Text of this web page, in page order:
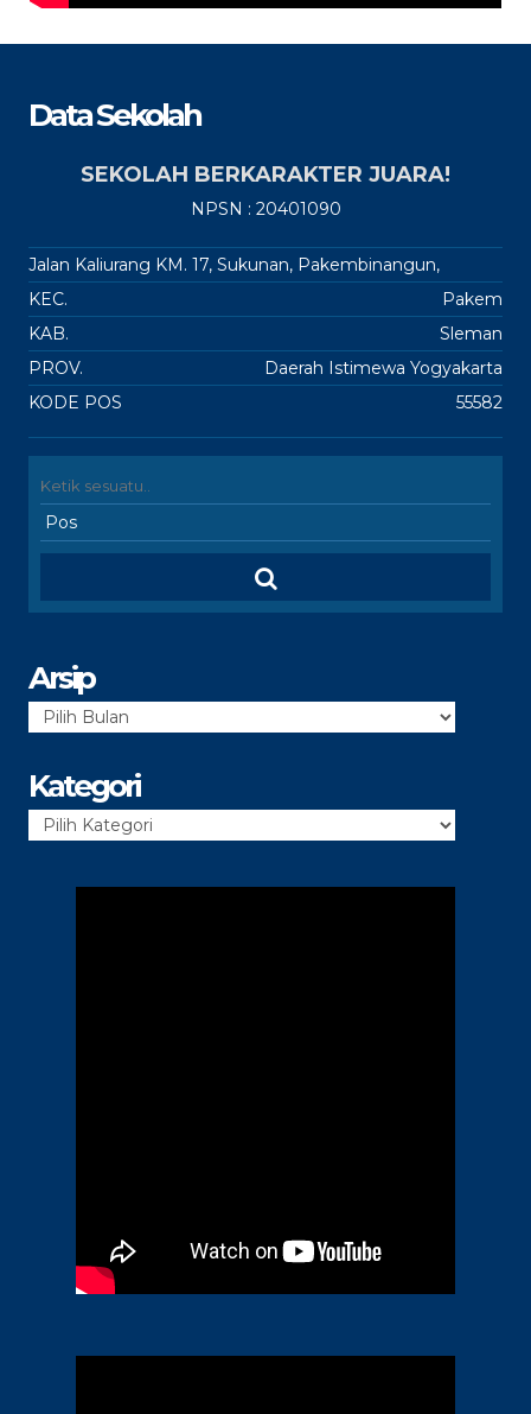
Data Sekolah
SEKOLAH BERKARAKTER JUARA!
NPSN : 20401090
Jalan Kaliurang KM. 17, Sukunan, Pakembinangun,
KEC.
Pakem
KAB.
Sleman
PROV.
Daerah Istimewa Yogyakarta
KODE POS
55582
Arsip
Arsip
Kategori
Kategori